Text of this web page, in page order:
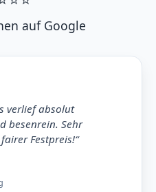
auf Google
verlief absolut
besenrein. Sehr
Festpreis!“